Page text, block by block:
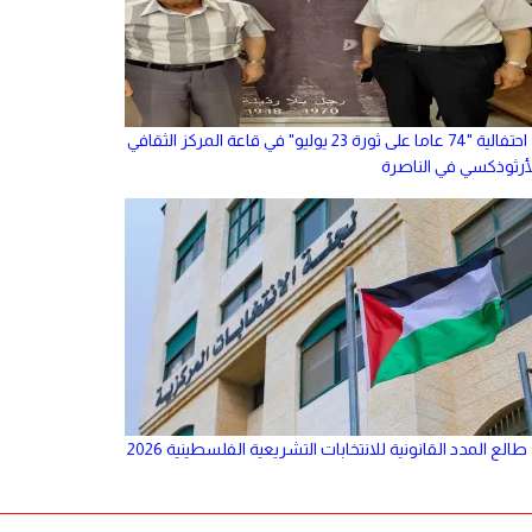
احتفالية "74 عاما على ثورة 23 يوليو" في قاعة المركز الثقافي
في الناصرة
طالع المدد القانونية للانتخابات التشريعية الفلسطينية 2026